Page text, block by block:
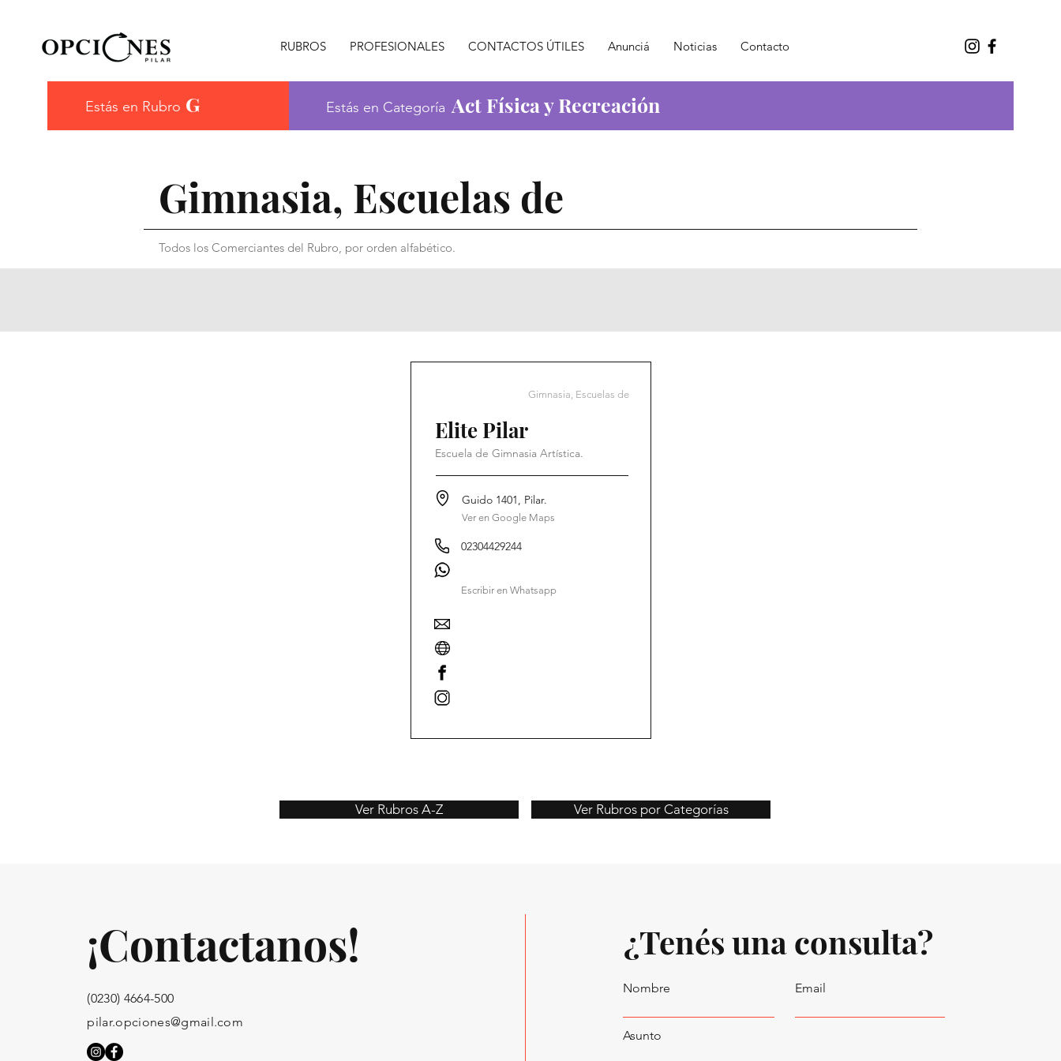
RUBROS PROFESIONALES CONTACTOS ÚTILES Anunciá Noticias Contacto
Estás en Rubro G Estás en Categoría Act Física y Recreación
Gimnasia, Escuelas de
Todos los Comerciantes del Rubro, por orden alfabético.
Gimnasia, Escuelas de
Elite Pilar
Escuela de Gimnasia Artística.
Guido 1401, Pilar.
Ver en Google Maps
02304429244
Escribir en Whatsapp
Ver Rubros A-Z Ver Rubros por Categorías
¡Contactanos!
(0230) 4664-500
pilar.opciones@gmail.com
¿Tenés una consulta?
Nombre Email
Asunto